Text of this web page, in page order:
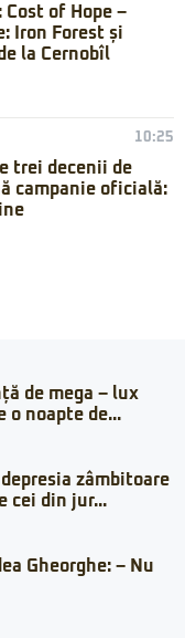
Cost of Hope –
Iron Forest și
la Cernobîl
10:25
trei decenii de
campanie oficială:
de mega – lux
o noapte de...
zâmbitoare
cei din jur...
Gheorghe: – Nu